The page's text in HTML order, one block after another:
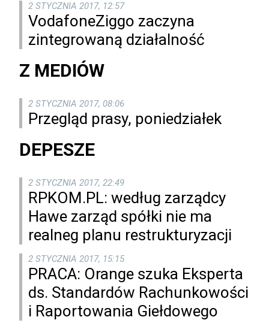
2 STYCZNIA 2017, 12:57
VodafoneZiggo zaczyna
zintegrowaną działalność
Z MEDIÓW
2 STYCZNIA 2017, 08:06
Przegląd prasy, poniedziałek
DEPESZE
2 STYCZNIA 2017, 22:49
RPKOM.PL: według zarządcy
Hawe zarząd spółki nie ma
realneg planu restrukturyzacji
2 STYCZNIA 2017, 15:15
PRACA: Orange szuka Eksperta
ds. Standardów Rachunkowości
i Raportowania Giełdowego